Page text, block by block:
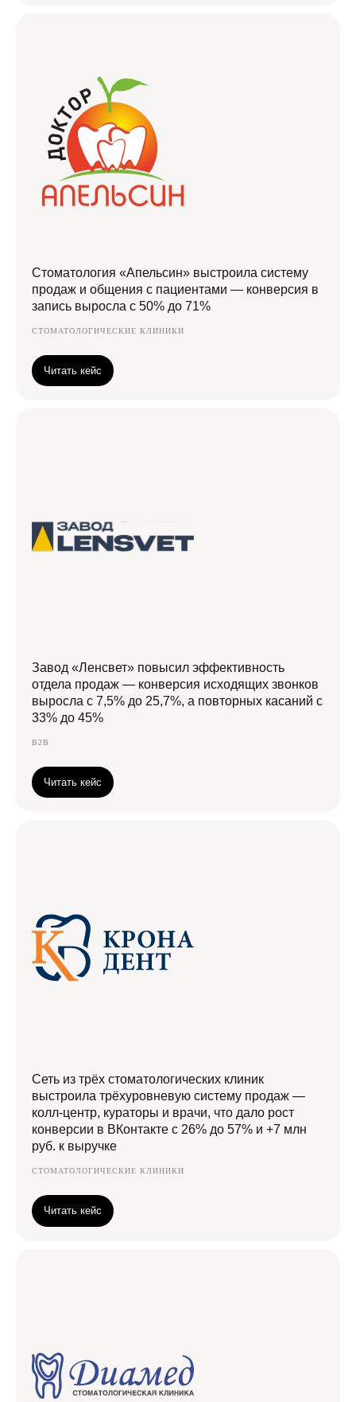
Стоматология «Апельсин» выстроила систему
продаж и общения с пациентами — конверсия в
запись выросла с 50% до 71%
СТОМАТОЛОГИЧЕСКИЕ КЛИНИКИ
Читать кейс
Завод «Ленсвет» повысил эффективность
отдела продаж — конверсия исходящих звонков
выросла с 7,5% до 25,7%, а повторных касаний с
33% до 45%
B2B
Читать кейс
Сеть из трёх стоматологических клиник
выстроила трёхуровневую систему продаж —
колл-центр, кураторы и врачи, что дало рост
конверсии в ВКонтакте с 26% до 57% и +7 млн
руб. к выручке
СТОМАТОЛОГИЧЕСКИЕ КЛИНИКИ
Читать кейс